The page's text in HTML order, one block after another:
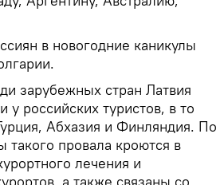
в новогодние каникулы
зарубежных стран Латвия
у российских туристов, в то
Абхазия и Финляндия. По
такого провала кроются в
лечения и